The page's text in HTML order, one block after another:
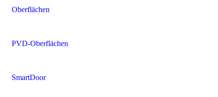
Oberflächen
PVD-Oberflächen
SmartDoor